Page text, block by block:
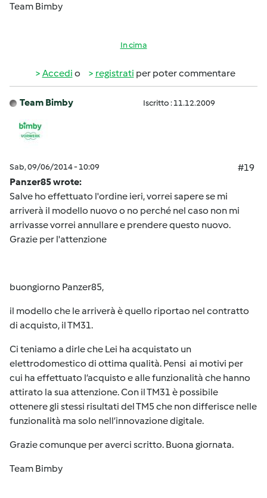
Team Bimby
In cima
Accedi o registrati per poter commentare
Team Bimby Iscritto : 11.12.2009
Sab, 09/06/2014 - 10:09
#19
Panzer85 wrote:
Salve ho effettuato l'ordine ieri, vorrei sapere se mi
arriverà il modello nuovo o no perché nel caso non mi
arrivasse vorrei annullare e prendere questo nuovo.
Grazie per l'attenzione
buongiorno Panzer85,
il modello che le arriverà è quello riportao nel contratto
di acquisto, il TM31.
Ci teniamo a dirle che Lei ha acquistato un
elettrodomestico di ottima qualità. Pensi ai motivi per
cui ha effettuato l’acquisto e alle funzionalità che hanno
attirato la sua attenzione. Con il TM31 è possibile
ottenere gli stessi risultati del TM5 che non differisce nelle
funzionalità ma solo nell’innovazione digitale.
Grazie comunque per averci scritto. Buona giornata.
Team Bimby